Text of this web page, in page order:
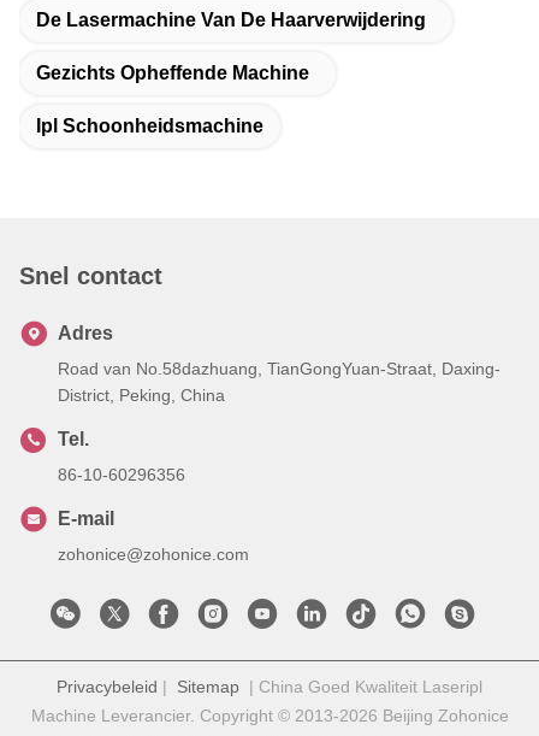
De Lasermachine Van De Haarverwijdering
Gezichts Opheffende Machine
Ipl Schoonheidsmachine
Snel contact
Adres
Road van No.58dazhuang, TianGongYuan-Straat, Daxing-
District, Peking, China
Tel.
86-10-60296356
E-mail
zohonice@zohonice.com
Privacybeleid | Sitemap | China Goed Kwaliteit Laseripl
Machine Leverancier. Copyright © 2013-2026 Beijing Zohonice